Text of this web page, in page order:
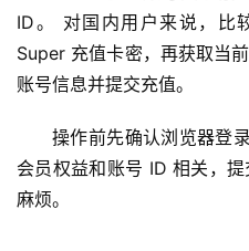
ID。 对国内用户来说，比
Super 充值卡密，再获取当
账号信息并提交充值。
操作前先确认浏览器登
会员权益和账号 ID 相关，
麻烦。